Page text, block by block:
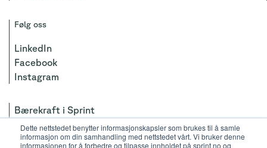
Dette nettstedet benytter informasjonskapsler som brukes til å samle
informasjon om din samhandling med nettstedet vårt. Vi bruker denne
informasjonen for å forbedre og tilpasse innholdet på sprint.no og
Følg oss
LinkedIn
Facebook
Instagram
Bærekraft i Sprint
Personvernerklæring